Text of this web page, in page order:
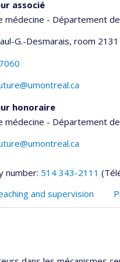
associé
médecine - Département
G.-Desmarais, room 2131
honoraire
médecine - Département
number: 514 343-2111
and supervision